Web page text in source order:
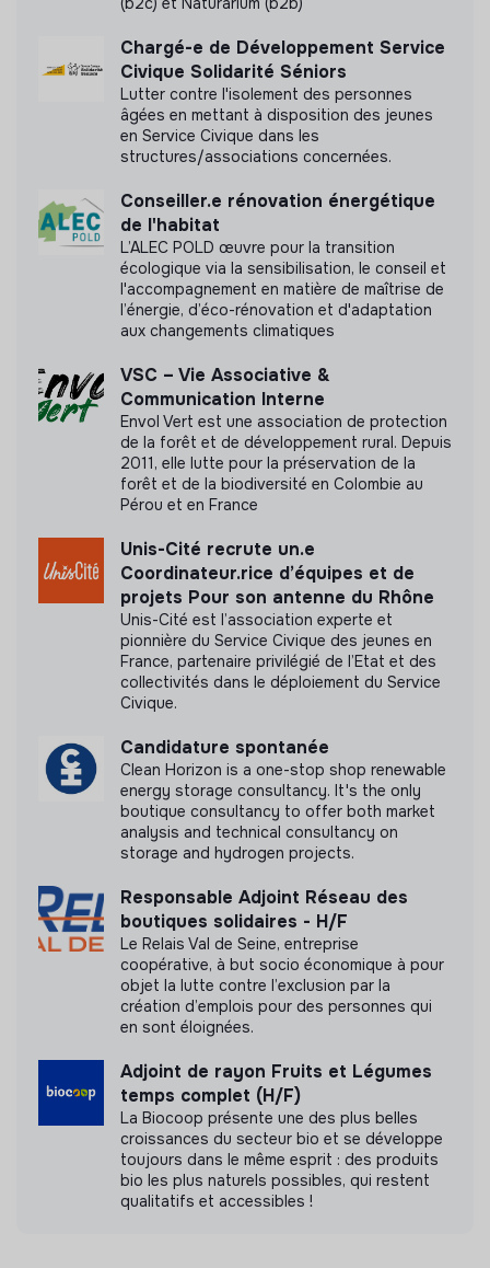
Labels et certifications
Cette structure n'a pas souhaité nous
communiquer les labels ou certifications qu'elle a
pu obtenir.
Documents
N'a pas encore communiqué de documents de
transparence
Chargé-e de Développement Service
Civique Solidarité Séniors
Lutter contre l'isolement des personnes
âgées en mettant à disposition des jeunes
en Service Civique dans les
structures/associations concernées.
Conseiller.e rénovation énergétique
de l'habitat
L’ALEC POLD œuvre pour la transition
écologique via la sensibilisation, le conseil et
l'accompagnement en matière de maîtrise de
l’énergie, d’éco-rénovation et d'adaptation
aux changements climatiques
VSC – Vie Associative &
Communication Interne
Envol Vert est une association de protection
de la forêt et de développement rural. Depuis
2011, elle lutte pour la préservation de la
forêt et de la biodiversité en Colombie au
Pérou et en France
Unis-Cité recrute un.e
Coordinateur.rice d’équipes et de
projets Pour son antenne du Rhône
Unis-Cité est l’association experte et
pionnière du Service Civique des jeunes en
France, partenaire privilégié de l’Etat et des
collectivités dans le déploiement du Service
Civique.
Candidature spontanée
Clean Horizon is a one-stop shop renewable
energy storage consultancy. It's the only
boutique consultancy to offer both market
analysis and technical consultancy on
storage and hydrogen projects.
Responsable Adjoint Réseau des
boutiques solidaires - H/F
Le Relais Val de Seine, entreprise
coopérative, à but socio économique à pour
objet la lutte contre l’exclusion par la
création d’emplois pour des personnes qui
en sont éloignées.
Adjoint de rayon Fruits et Légumes
temps complet (H/F)
La Biocoop présente une des plus belles
croissances du secteur bio et se développe
toujours dans le même esprit : des produits
bio les plus naturels possibles, qui restent
qualitatifs et accessibles !